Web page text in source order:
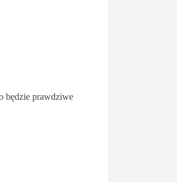
będzie prawdziwe